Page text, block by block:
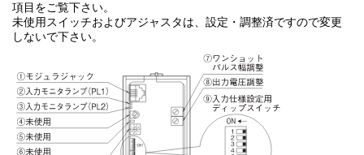
項目をご覧下さい。
未使用スイッチおよびアジャスタは、設定・調整済ですので変更
しないで下さい。